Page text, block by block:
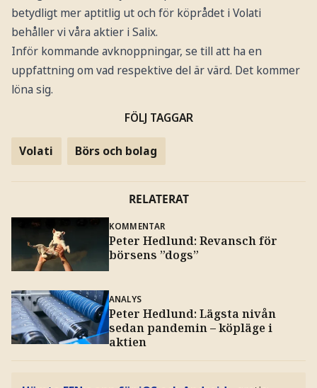
betydligt mer aptitlig ut och för köprådet i Volati
behåller vi våra aktier i Salix.
Inför kommande avknoppningar, se till att ha en
uppfattning om vad respektive del är värd. Det kommer
löna sig.
FÖLJ TAGGAR
Volati Börs och bolag
RELATERAT
KOMMENTAR
Peter Hedlund: Revansch för
börsens ”dogs”
ANALYS
Peter Hedlund: Lägsta nivån
sedan pandemin – köpläge i
aktien